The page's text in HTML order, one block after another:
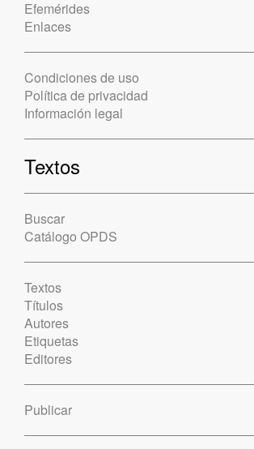
Efemérides
Enlaces
Condiciones de uso
Política de privacidad
Información legal
Textos
Buscar
Catálogo OPDS
Textos
Títulos
Autores
Etiquetas
Editores
Publicar